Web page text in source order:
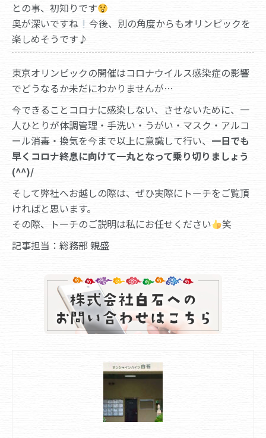
との事、初知りです
奥が深いですね
今後、別の角度からもオリンピックを
楽しめそうです♪
東京オリンピックの開催はコロナウイルス感染症の影響
でどうなるか未だにわかりませんが…
今できることコロナに感染しない、させないために、一
人ひとりが体調管理・手洗い・うがい・マスク・アルコ
ール消毒・換気を今まで以上に意識して行い、 一日でも
早くコロナ終息に向けて一丸となって乗り切りましょう
(^^)/
そして弊社へお越しの際は、ぜひ実際にトーチをご覧頂
ければと思います。
その際、トーチのご説明は私にお任せください
笑
記事担当：総務部 親盛